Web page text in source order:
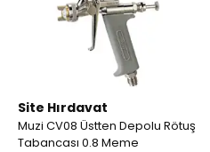
Site Hırdavat
Muzi CV08 Üstten Depolu Rötuş
Tabancası 0.8 Meme